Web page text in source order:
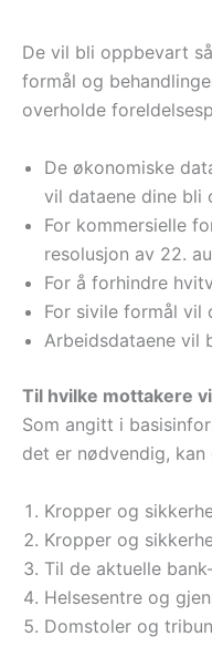
De vil bli oppbevart
formål og
overholde
De økonomiske
vil dataene dine bli
For kommersielle
resolusjon av 22.
For å forhindre
For sivile formål vil
Arbeidsdataene vil
Til hvilke mottakere
Som angitt i
det er nødvendig,
Kropper og
Kropper og
Til de aktuelle
Helsesentre og
Domstoler og